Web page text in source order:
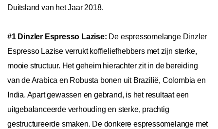
Duitsland van het Jaar 2018.
#1 Dinzler Espresso Lazise: De espressomelange Dinzler
Espresso Lazise verrukt koffieliefhebbers met zijn sterke,
mooie structuur. Het geheim hierachter zit in de bereiding
van de Arabica en Robusta bonen uit Brazilië, Colombia en
India. Apart gewassen en gebrand, is het resultaat een
uitgebalanceerde verhouding en sterke, prachtig
gestructureerde smaken. De donkere espressomelange met